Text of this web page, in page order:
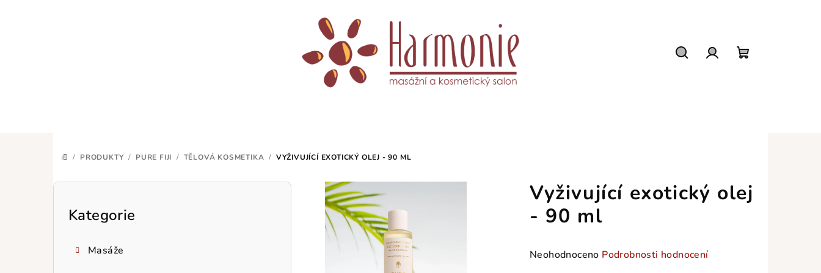
DOMŮ
/ PRODUKTY / PURE FIJI / TĚLOVÁ KOSMETIKA / VYŽIVUJÍCÍ EXOTICKÝ OLEJ - 90 ML
P
Přeskočit
Kategorie
Masáže
Vyživující exotický olej
- 90 ml
Průměrné
Neohodnoceno Podrobnosti hodnocení